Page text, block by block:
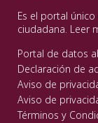
Es el portal
ciudadana. Leer
Portal de datos
Declaración de
Aviso de
Aviso de
Términos y